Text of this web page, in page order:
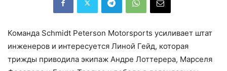
Команда Schmidt Peterson Motorsports усиливает штат
инженеров и интересуется Линой Гейд, которая
трижды приводила экипаж Андре Лоттерера, Марселя